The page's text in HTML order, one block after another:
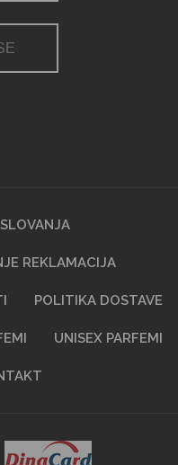
REKLAMACIJA
POLITIKA DOSTAVE
UNISEX PARFEMI